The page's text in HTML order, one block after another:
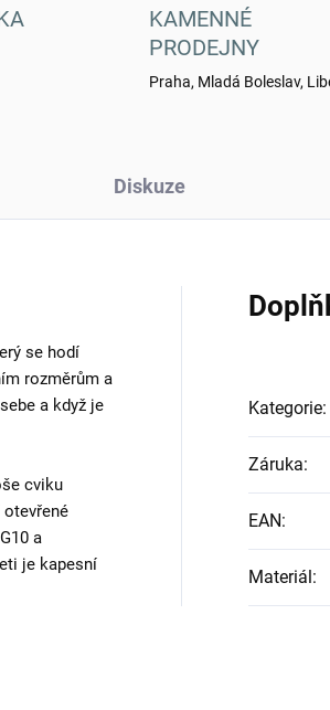
KAMENNÉ
PRODEJNY
Praha, Mladá Boleslav,
Diskuze
se hodí
rozměrům a
a když je
cviku
a
je kapesní
Kategorie:
Záruka:
EAN:
Materiál :